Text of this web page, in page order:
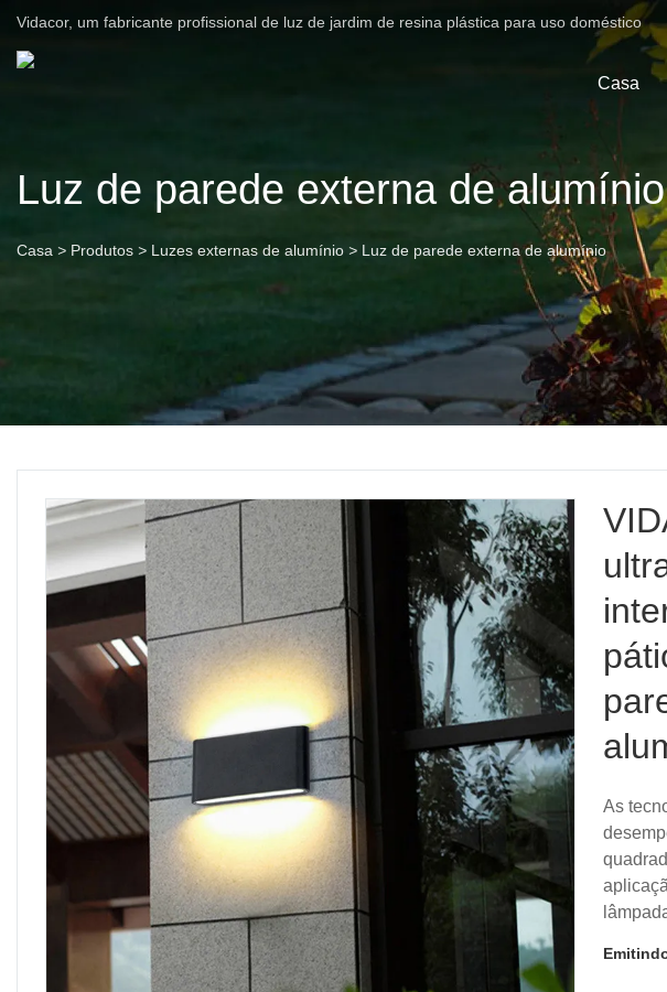
Vidacor, um fabricante profissional de luz de jardim de resina plástica para uso doméstico
Casa
Luz de parede externa de alumínio
Casa > Produtos > Luzes externas de alumínio > Luz de parede externa de alumínio
As